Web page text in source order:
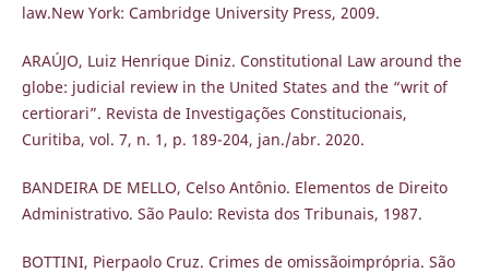
law.New York: Cambridge University Press, 2009.
ARAÚJO, Luiz Henrique Diniz. Constitutional Law around the
globe: judicial review in the United States and the “writ of
certiorari”. Revista de Investigações Constitucionais,
Curitiba, vol. 7, n. 1, p. 189-204, jan./abr. 2020.
BANDEIRA DE MELLO, Celso Antônio. Elementos de Direito
Administrativo. São Paulo: Revista dos Tribunais, 1987.
BOTTINI, Pierpaolo Cruz. Crimes de omissãoimprópria. São